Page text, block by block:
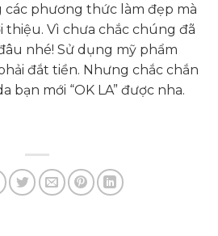
các phương thức làm đẹp mà
thiệu. Vì chưa chắc chúng đã
nhé! Sử dụng mỹ phẩm
đắt tiền. Nhưng chắc chắn
bạn mới “OK LA” được nha.